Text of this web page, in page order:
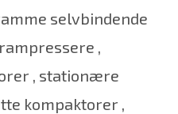
selvbindende
,
, stationære
kompaktorer ,